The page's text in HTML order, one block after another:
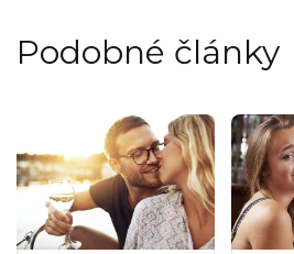
Podobné články